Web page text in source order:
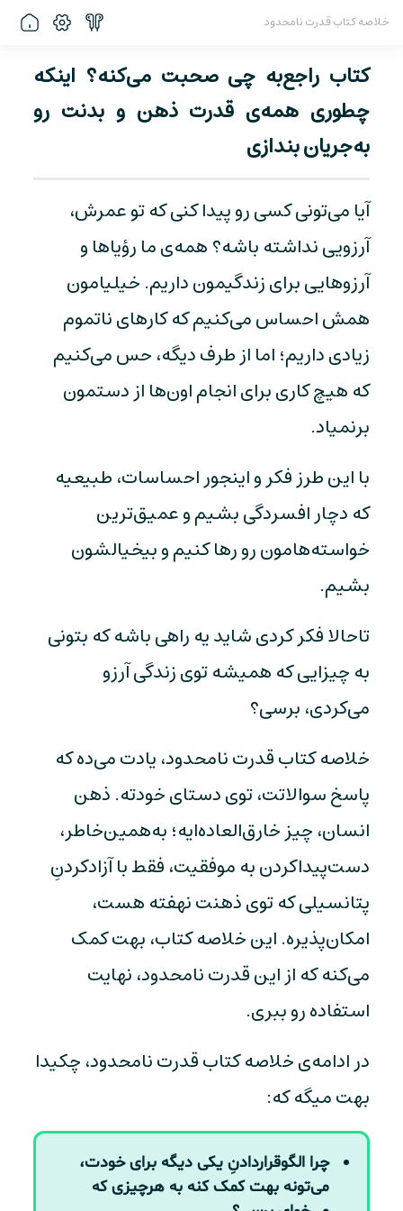
خلاصه کتاب قدرت نامحدود
کتاب راجع‌به چی صحبت می‌کنه؟ اینکه
چطوری همه‌ی قدرت ذهن و بدنت رو
به‌جریان بندازی
آیا می‌تونی کسی رو پیدا کنی که تو عمرش،
آرزویی نداشته باشه؟ همه‌ی ما رؤیاها و
آرزوهایی برای زندگیمون داریم. خیلیامون
همش احساس می‌کنیم که کارهای ناتموم
زیادی داریم؛ اما از طرف دیگه، حس می‌کنیم
که هیچ کاری برای انجام اون‌ها از دستمون
برنمیاد.
با این طرز فکر و اینجور احساسات، طبیعیه
که دچار افسردگی بشیم و عمیق‌ترین
خواسته‌هامون رو رها کنیم و بیخیالشون
بشیم.
تاحالا فکر کردی شاید یه راهی باشه که بتونی
به چیزایی که همیشه توی زندگی آرزو
می‌کردی، برسی؟
خلاصه کتاب قدرت نامحدود، یادت می‌ده که
پاسخ سوالاتت، توی دستای خودته. ذهن
انسان، چیز خارق‌العاده‌ایه؛ به‌همین‌خاطر،
دست‌پیداکردن به موفقیت، فقط با آزادکردنِ
پتانسیلی که توی ذهنت نهفته‌ هست،
امکان‌پذیره. این خلاصه کتاب، بهت کمک
می‌کنه که از این قدرت نامحدود، نهایت
استفاده رو ببری.
در ادامه‌ی خلاصه کتاب قدرت نامحدود، چکیدا
بهت میگه که:
چرا الگوقراردادنِ یکی دیگه برای خودت،
می‌تونه بهت کمک کنه به هرچیزی که